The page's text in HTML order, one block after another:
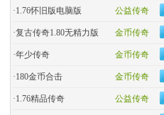
公益传奇
·1.76怀旧版电脑版
金币传奇
·复古传奇1.80无精力版
金币传奇
·年少传奇
金币传奇
·180金币合击
公益传奇
·​1.76精品传奇